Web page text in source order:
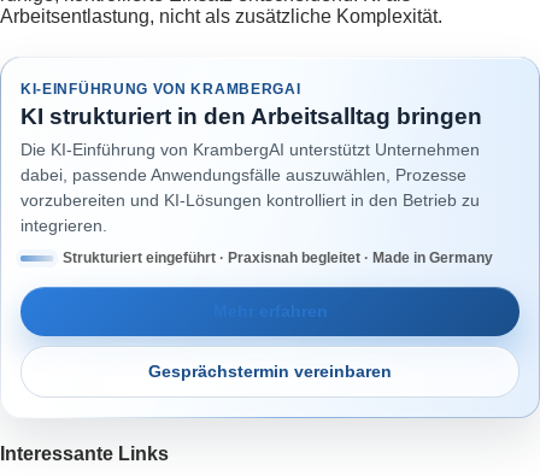
Arbeitsentlastung, nicht als zusätzliche Komplexität.
KI-EINFÜHRUNG VON KRAMBERGAI
KI strukturiert in den Arbeitsalltag bringen
Die KI-Einführung von KrambergAI unterstützt Unternehmen
dabei, passende Anwendungsfälle auszuwählen, Prozesse
vorzubereiten und KI-Lösungen kontrolliert in den Betrieb zu
integrieren.
Strukturiert eingeführt · Praxisnah begleitet · Made in Germany
Mehr erfahren
Gesprächstermin vereinbaren
Interessante Links